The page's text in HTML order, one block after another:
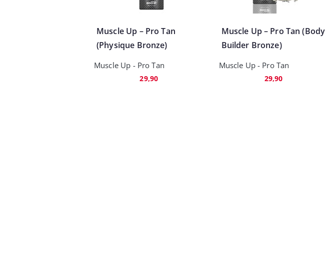
Muscle Up – Pro Tan
(Physique Bronze)
Muscle Up - Pro Tan
29,90
Muscle Up – Pro Tan (Body
Builder Bronze)
Muscle Up - Pro Tan
29,90